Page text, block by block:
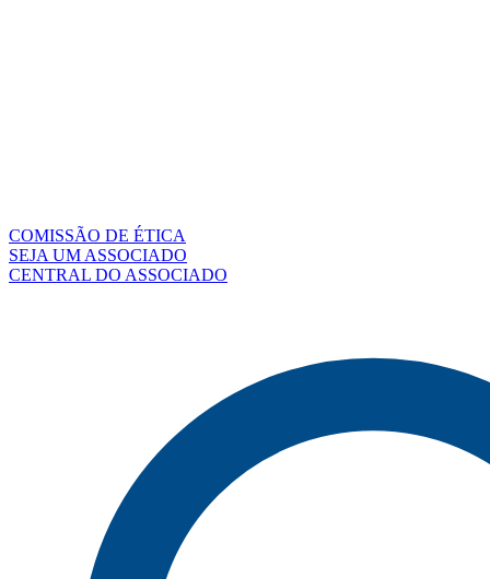
COMISSÃO DE ÉTICA
SEJA UM ASSOCIADO
CENTRAL DO ASSOCIADO